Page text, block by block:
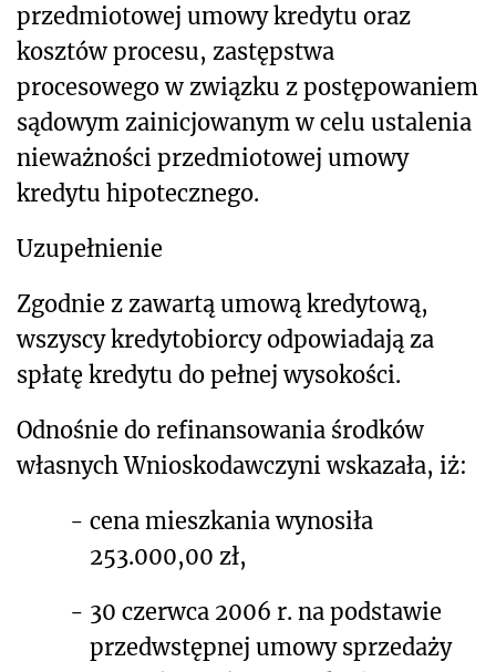
przedmiotowej umowy kredytu oraz
kosztów procesu, zastępstwa
procesowego w związku z postępowaniem
sądowym zainicjowanym w celu ustalenia
nieważności przedmiotowej umowy
kredytu hipotecznego.
Uzupełnienie
Zgodnie z zawartą umową kredytową,
wszyscy kredytobiorcy odpowiadają za
spłatę kredytu do pełnej wysokości.
Odnośnie do refinansowania środków
własnych Wnioskodawczyni wskazała, iż:
- cena mieszkania wynosiła
253.000,00 zł,
- 30 czerwca 2006 r. na podstawie
przedwstępnej umowy sprzedaży